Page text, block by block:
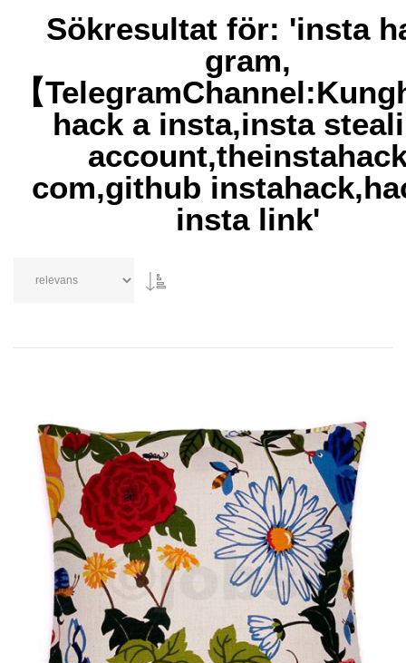
Sökresultat för: 'insta
gram,
【
hack a insta,insta
com,github
insta link'